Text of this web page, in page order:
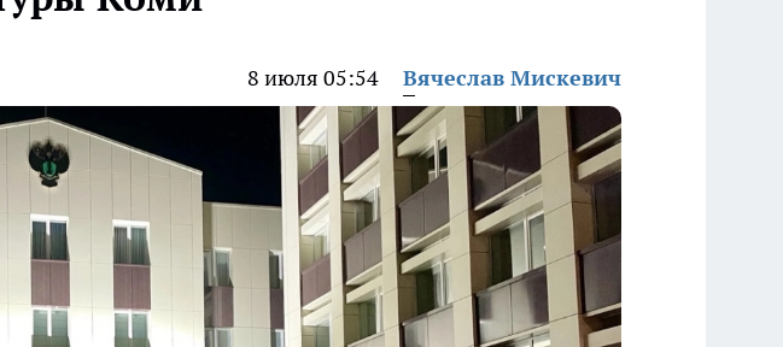
8 июля 05:54 Вячеслав Мискевич